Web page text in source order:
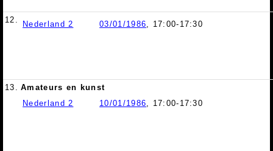
12. Nederland 2 03/01/1986, 17:00-17:30
13. Amateurs en kunst
Nederland 2
10/01/1986, 17:00-17:30